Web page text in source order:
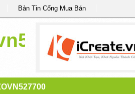
Bản Tin Cổng Mua Bán